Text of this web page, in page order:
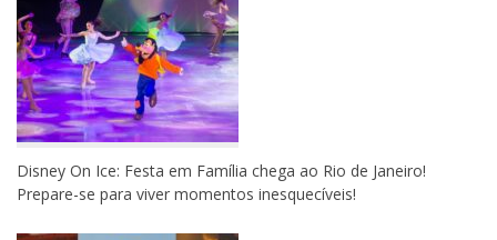
Disney On Ice: Festa em Família chega ao Rio de Janeiro!
Prepare-se para viver momentos inesquecíveis!